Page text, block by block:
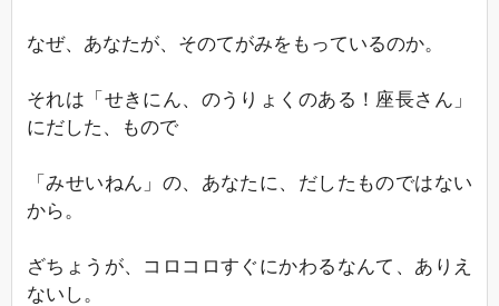
なぜ、あなたが、そのてがみをもっているのか。
それは「せきにん、のうりょくのある！座長さん」
にだした、もので
「みせいねん」の、あなたに、だしたものではない
から。
ざちょうが、コロコロすぐにかわるなんて、ありえ
ないし。